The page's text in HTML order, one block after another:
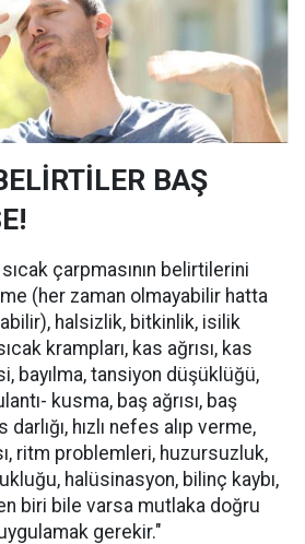
BAŞ
çarpmasının belirtilerini
(her zaman olmayabilir hatta
halsizlik, bitkinlik, isilik
krampları, kas ağrısı, kas
bayılma, tansiyon düşüklüğü,
kusma, baş ağrısı, baş
hızlı nefes alıp verme,
ritm problemleri, huzursuzluk,
halüsinasyon, bilinç kaybı,
biri bile varsa mutlaka doğru
gerekir."